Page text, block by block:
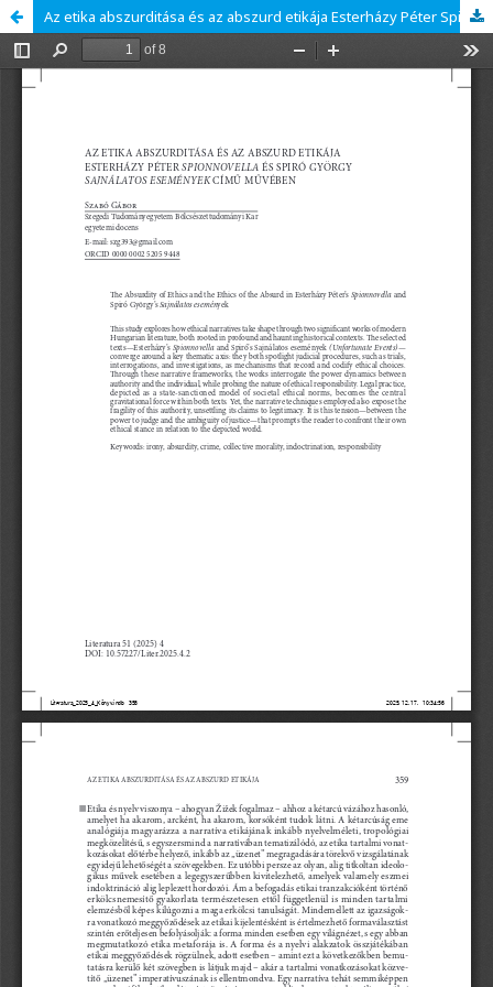
Az etika abszurditása és az abszurd etikája Esterházy Péter Spionnovella és Spiró György Sajnálatos események című művében